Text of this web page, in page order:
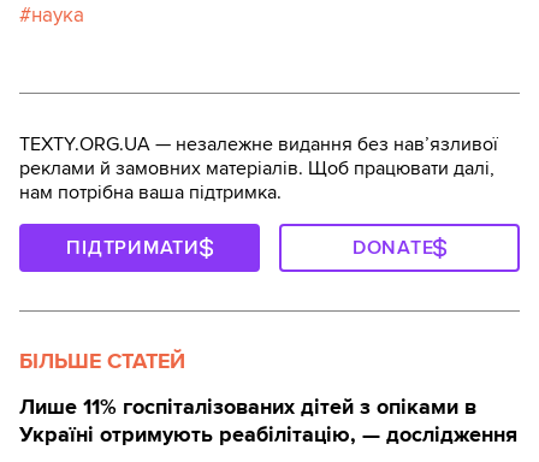
наука
TEXTY.ORG.UA — незалежне видання без навʼязливої
реклами й замовних матеріалів. Щоб працювати далі,
нам потрібна ваша підтримка.
ПІДТРИМАТИ DONATE
БІЛЬШЕ СТАТЕЙ
Лише 11% госпіталізованих дітей з опіками в
Україні отримують реабілітацію, — дослідження